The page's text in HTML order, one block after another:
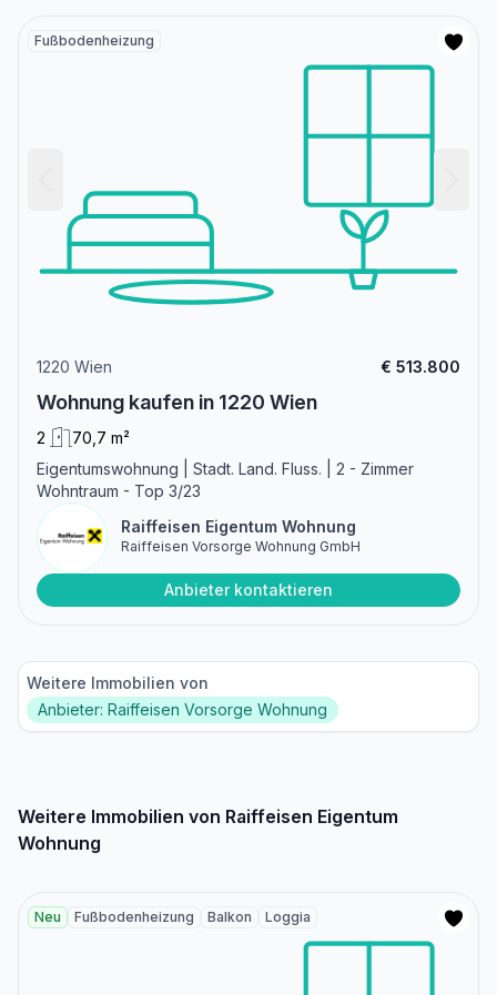
Fußbodenheizung
1220 Wien € 513.800
Wohnung kaufen in 1220 Wien
2
70,7 m²
Eigentumswohnung | Stadt. Land. Fluss. | 2 - Zimmer
Wohntraum - Top 3/23
Raiffeisen Eigentum Wohnung
Raiffeisen Vorsorge Wohnung GmbH
Anbieter kontaktieren
Weitere Immobilien von
Anbieter: Raiffeisen Vorsorge Wohnung
Weitere Immobilien von Raiffeisen Eigentum
Wohnung
Neu Fußbodenheizung Balkon Loggia